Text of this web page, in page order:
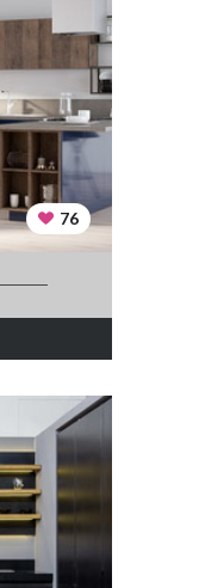
76